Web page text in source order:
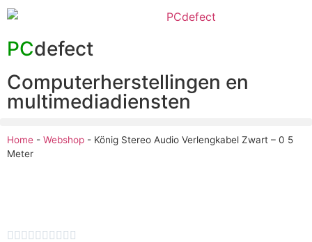
PCdefect
Computerherstellingen en
multimediadiensten
Home - Webshop - König Stereo Audio Verlengkabel Zwart – 0 5
Meter
         